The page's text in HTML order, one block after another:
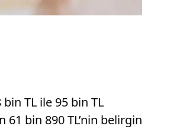
TL ile 95 bin TL
bin 890 TL’nin belirgin